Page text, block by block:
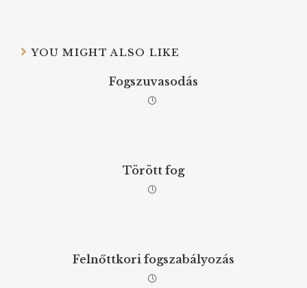
YOU MIGHT ALSO LIKE
Fogszuvasodás
Törött fog
Felnőttkori fogszabályozás